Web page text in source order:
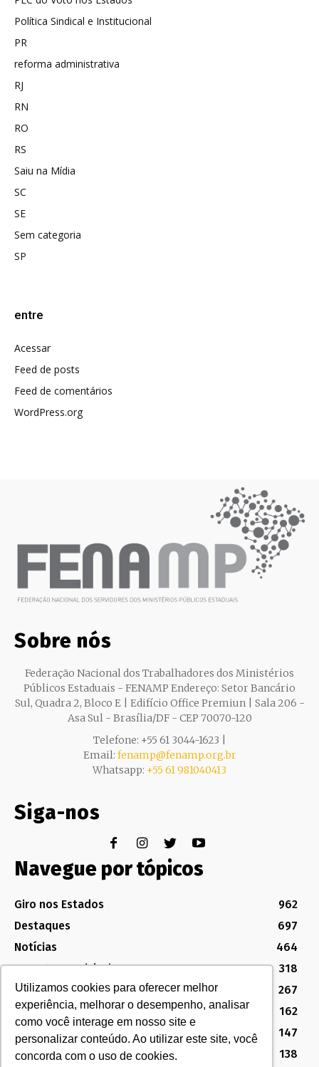
Utilizamos cookies para oferecer melhor
experiência, melhorar o desempenho, analisar
como você interage em nosso site e
personalizar conteúdo. Ao utilizar este site, você
concorda com o uso de cookies.
Política Sindical e Institucional
PR
reforma administrativa
RJ
RN
RO
RS
Saiu na Mídia
SC
SE
Sem categoria
SP
entre
Acessar
Feed de posts
Feed de comentários
WordPress.org
Sobre nós
Federação Nacional dos Trabalhadores dos Ministérios
Públicos Estaduais - FENAMP Endereço: Setor Bancário
Sul, Quadra 2, Bloco E | Edifício Office Premiun | Sala 206 -
Asa Sul - Brasília/DF - CEP 70070-120
Telefone: +55 61 3044-1623 |
Email: fenamp@fenamp.org.br
Whatsapp: +55 61 981040413
Siga-nos
Navegue por tópicos
Giro nos Estados
962
Destaques
697
Notícias
464
Assuntos Legislativos
318
Política Sindical e Institucional
267
Destaques do Legislativo
162
Notícias do Congresso
147
MG
138